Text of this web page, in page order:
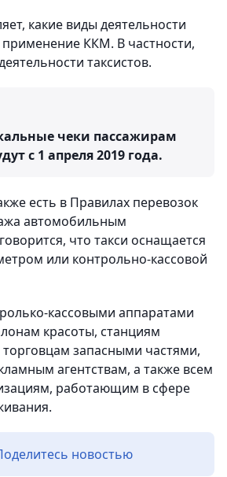
какие виды деятельности
ККМ. В частности,
таксистов.
чеки пассажирам
с 1 апреля 2019 года.
есть в Правилах перевозок
автомобильным
что такси оснащается
или контрольно-кассовой
кассовыми аппаратами
красоты, станциям
запасными частями,
агентствам, а также всем
работающим в сфере
новостью